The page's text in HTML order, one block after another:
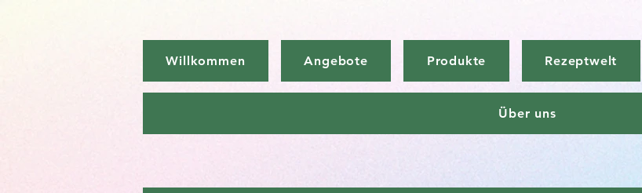
Willkommen Angebote Produkte Rezeptwelt
Über uns